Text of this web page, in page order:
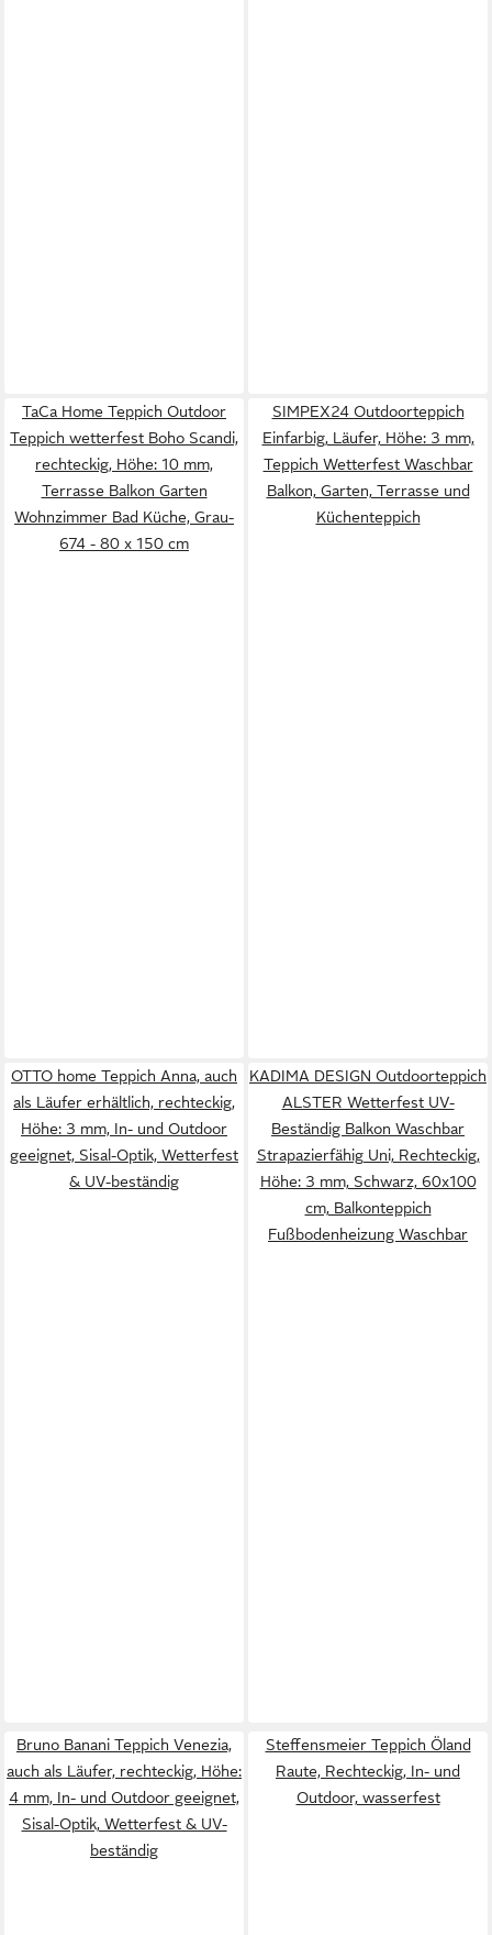
TaCa Home Teppich Outdoor
Teppich wetterfest Boho Scandi,
rechteckig, Höhe: 10 mm,
Terrasse Balkon Garten
Wohnzimmer Bad Küche, Grau-
674 - 80 x 150 cm
SIMPEX24 Outdoorteppich
Einfarbig, Läufer, Höhe: 3 mm,
Teppich Wetterfest Waschbar
Balkon, Garten, Terrasse und
Küchenteppich
OTTO home Teppich Anna, auch
als Läufer erhältlich, rechteckig,
Höhe: 3 mm, In- und Outdoor
geeignet, Sisal-Optik, Wetterfest
& UV-beständig
KADIMA DESIGN Outdoorteppich
ALSTER Wetterfest UV-
Beständig Balkon Waschbar
Strapazierfähig Uni, Rechteckig,
Höhe: 3 mm, Schwarz, 60x100
cm, Balkonteppich
Fußbodenheizung Waschbar
Bruno Banani Teppich Venezia,
auch als Läufer, rechteckig, Höhe:
4 mm, In- und Outdoor geeignet,
Sisal-Optik, Wetterfest & UV-
beständig
Steffensmeier Teppich Öland
Raute, Rechteckig, In- und
Outdoor, wasserfest